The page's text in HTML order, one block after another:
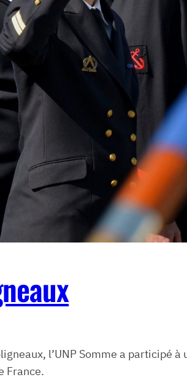
l’UNP Somme a participé
France.